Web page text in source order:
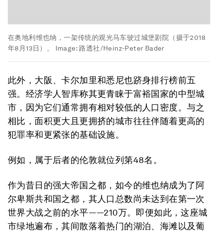
在奥地利维也纳，一架传统的观光马车驶过城堡剧院（摄于2018
年8月13日）。
Image: 路透社/Heinz-Peter Bader
此外，大阪、卡尔加里和悉尼也跻身排行榜前五
强。经济学人智库称其更青睐于富裕国家的中型城
市，因为它们通常拥有相对较低的人口密度。与之
相比，面积更大且更拥挤的城市往往伴随着更高的
犯罪率和更紧张的基础设施。
例如，属于后者的伦敦就位列第48名。
作为昔日的强大帝国之都，如今的维也纳成为了阿
尔卑斯共和国之都，其人口总数尚未达到在第一次
世界大战之前的水平——210万。即便如此，这座城
市绿地遍布，其间散落着热门的湖泊、海滩以及葡